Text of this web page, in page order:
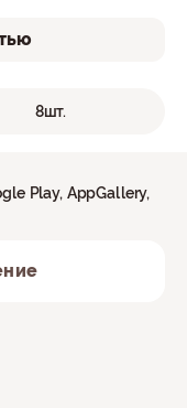
8шт.
Play, AppGallery,